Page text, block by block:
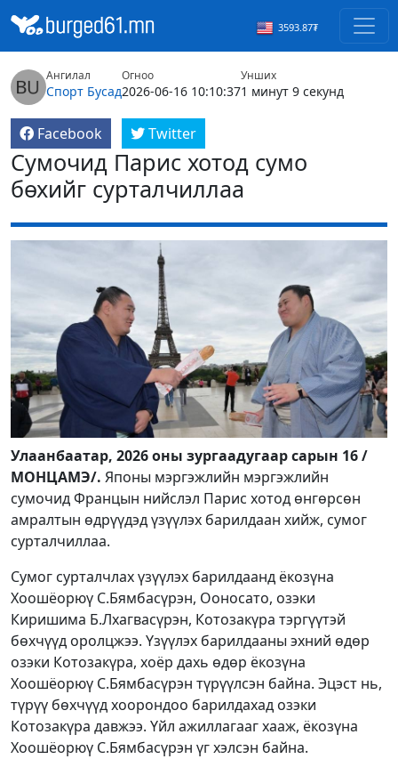
3593.87₮
Ангилал
Спорт Бусад
Огноо
2026-06-16 10:10:37
Унших
1 минут 9 секунд
Facebook Twitter
Сумочид Парис хотод сумо
бөхийг сурталчиллаа
Улаанбаатар, 2026 оны зургаадугаар сарын 16 /
МОНЦАМЭ/. Японы мэргэжлийн мэргэжлийн
сумочид Францын нийслэл Парис хотод өнгөрсөн
амралтын өдрүүдэд үзүүлэх барилдаан хийж, сумог
сурталчиллаа.
Сумог сурталчлах үзүүлэх барилдаанд ёкозүна
Хоошёорюү С.Бямбасүрэн, Ооносато, озэки
Киришима Б.Лхагвасүрэн, Котозакүра тэргүүтэй
бөхчүүд оролцжээ. Үзүүлэх барилдааны эхний өдөр
озэки Котозакүра, хоёр дахь өдөр ёкозүна
Хоошёорюү С.Бямбасүрэн түрүүлсэн байна. Эцэст нь,
түрүү бөхчүүд хоорондоо барилдахад озэки
Котозакүра давжээ. Үйл ажиллагааг хааж, ёкозүна
Хоошёорюү С.Бямбасүрэн үг хэлсэн байна.